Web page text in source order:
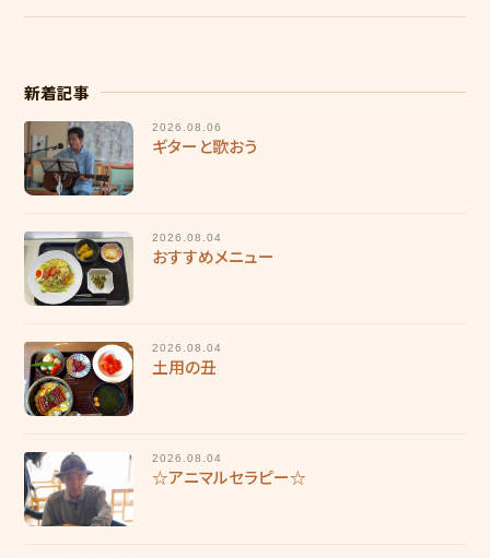
東山苑デイサービスセンター
きさらぎデイサービスセンター
デイサービスセンター野の花
介護計画相談センター こすもす
キッズホームてんとうむし
てんとうむし東山保育園
採用情報
慶成会で働きたい方へ
新着記事
2026.08.06
ギターと歌おう
2026.08.04
おすすめメニュー
2026.08.04
土用の丑
2026.08.04
☆アニマルセラピー☆